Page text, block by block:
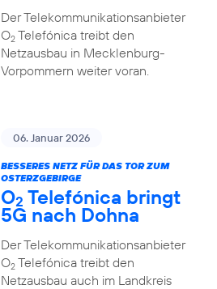
Der Telekommunikationsanbieter
O2Telefónica treibt den
Netzausbau in Mecklenburg-
Vorpommern weiter voran.
06. Januar 2026
BESSERES NETZ FÜR DAS TOR ZUM
OSTERZGEBIRGE
O2 Telefónica bringt
5G nach Dohna
Der Telekommunikationsanbieter
O2Telefónica treibt den
Netzausbau auch im Landkreis